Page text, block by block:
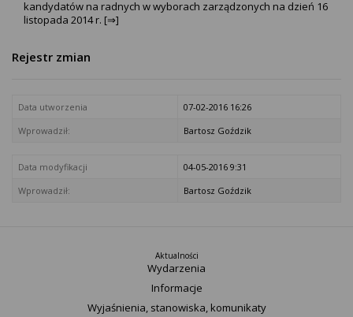
kandydatów na radnych w wyborach zarządzonych na dzień 16
listopada 2014 r. [⇒]
Rejestr zmian
Data utworzenia
07-02-2016 16:26
Wprowadził:
Bartosz Goździk
Data modyfikacji
04-05-2016 9:31
Wprowadził:
Bartosz Goździk
Aktualności
Wydarzenia
Informacje
Wyjaśnienia, stanowiska, komunikaty